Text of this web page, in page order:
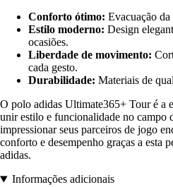
Conforto ótimo: Evacuação
Estilo moderno: Design
ocasiões.
Liberdade de movimento:
cada gesto.
Durabilidade: Materiais de
O polo adidas Ultimate365+ Tour é a
unir estilo e funcionalidade no campo
impressionar seus parceiros de jogo
conforto e desempenho graças a esta
adidas.
Informações adicionais